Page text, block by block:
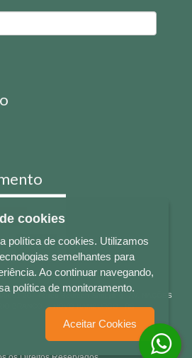
20 - Térreo Bourbon Shopping - AV. NAÇÕES
BRANCO - - NOVO HAMBURGO - RS
cookies
política de cookies. Utilizamos
semelhantes para
Ao continuar navegando,
política de monitoramento.
Aceitar Cookies